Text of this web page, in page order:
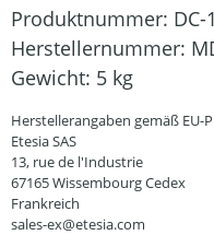
Produktnummer: DC-
Herstellernummer:
Gewicht: 5 kg
Herstellerangaben gemäß EU-
Etesia SAS
13, rue de l'Industrie
67165 Wissembourg Cedex
Frankreich
sales-ex@etesia.com